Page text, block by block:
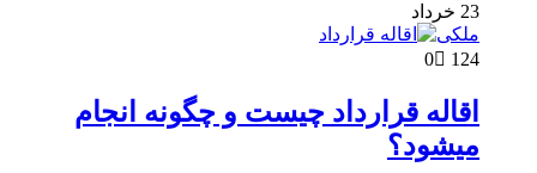
23 خرداد
ملکی
0
124
اقاله قرارداد چیست و چگونه انجام
میشود؟